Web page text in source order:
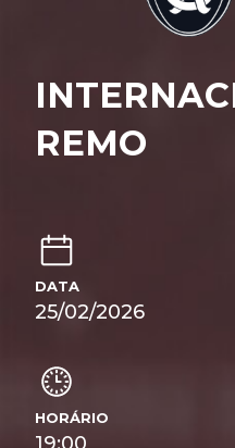
REMO
DATA
25/02/2026
HORÁRIO